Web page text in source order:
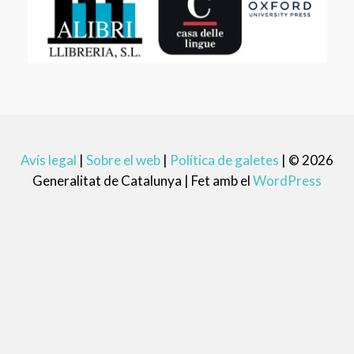
Avís legal | Sobre el web | Política de galetes | © 2026
Generalitat de Catalunya | Fet amb elWordPress